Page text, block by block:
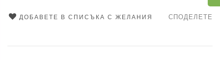
ДОБАВЕТЕ В СПИСЪКА С ЖЕЛАНИЯ СПОДЕЛЕТЕ